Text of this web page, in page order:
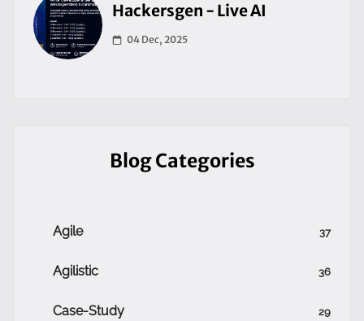
Hackersgen - Live AI
04 Dec, 2025
Blog Categories
Agile 37
Agilistic 36
Case-Study 29